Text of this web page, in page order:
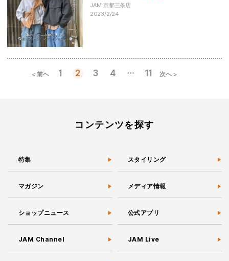
JAM 京都三条店
2023/2/24
< 前へ 1 2 3 4 … 11 次へ >
コンテンツを探す
特集 スタイリング
マガジン メディア情報
ショップニュース 公式アプリ
JAM Channel JAM Live